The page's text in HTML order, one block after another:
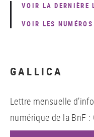
VOIR LA DERNIÈRE
VOIR LES NUMÉROS
GALLICA
Lettre mensuelle
numérique de la BnF :